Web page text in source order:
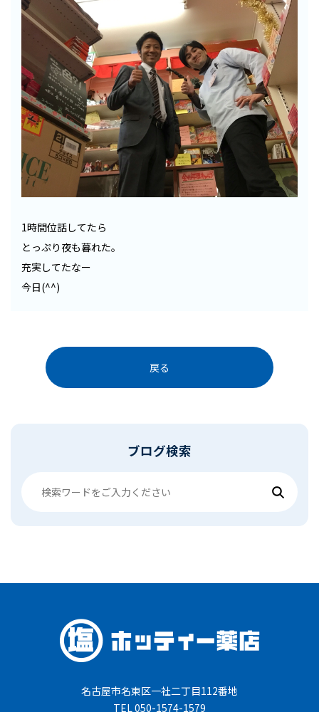
1時間位話してたら
とっぷり夜も暮れた。
充実してたなー
今日(^^)
戻る
ブログ検索
名古屋市名東区一社二丁目112番地
TEL 050-1574-1579